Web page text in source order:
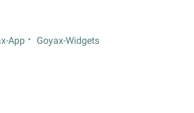
App Goyax-Widgets